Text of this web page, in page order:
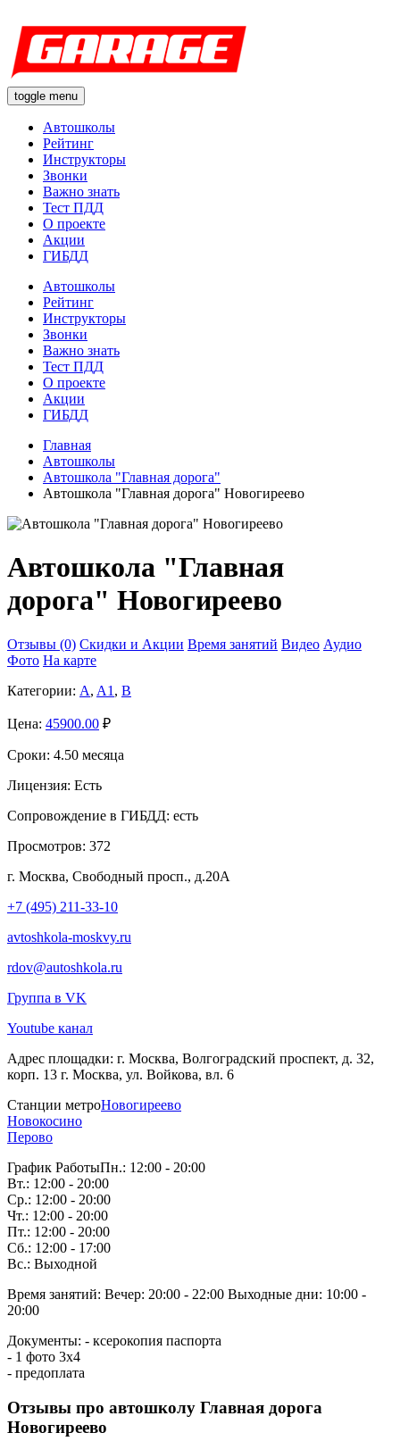
toggle menu
Автошколы
Рейтинг
Инструкторы
Звонки
Важно знать
Тест ПДД
О проекте
Акции
ГИБДД
Автошколы
Рейтинг
Инструкторы
Звонки
Важно знать
Тест ПДД
О проекте
Акции
ГИБДД
Главная
Автошколы
Автошкола "Главная дорога"
Автошкола "Главная дорога" Новогиреево
Автошкола "Главная
дорога" Новогиреево
Отзывы (0) Скидки и Акции Время занятий Видео Аудио
Фото На карте
Категории: A, A1 , B
Цена: 45900.00 ₽
Сроки: 4.50 месяца
Лицензия: Есть
Сопровождение в ГИБДД: есть
Просмотров: 372
г. Москва, Свободный просп., д.20А
+7 (495) 211-33-10
avtoshkola-moskvy.ru
rdov@autoshkola.ru
Группа в VK
Youtube канал
Адрес площадки: г. Москва, Волгоградский проспект, д. 32,
корп. 13 г. Москва, ул. Войкова, вл. 6
Станции метроНовогиреево
Новокосино
Перово
График РаботыПн.: 12:00 - 20:00
Вт.: 12:00 - 20:00
Ср.: 12:00 - 20:00
Чт.: 12:00 - 20:00
Пт.: 12:00 - 20:00
Сб.: 12:00 - 17:00
Вс.: Выходной
Время занятий: Вечер: 20:00 - 22:00 Выходные дни: 10:00 -
20:00
Документы: - ксерокопия паспорта
- 1 фото 3х4
- предоплата
Отзывы про автошколу Главная дорога
Новогиреево